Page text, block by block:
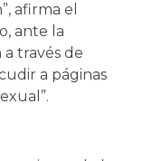
afirma el
ante la
través de
a páginas